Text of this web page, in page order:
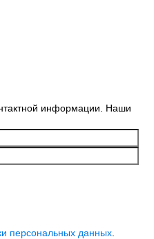
информации. Наши
персональных данных